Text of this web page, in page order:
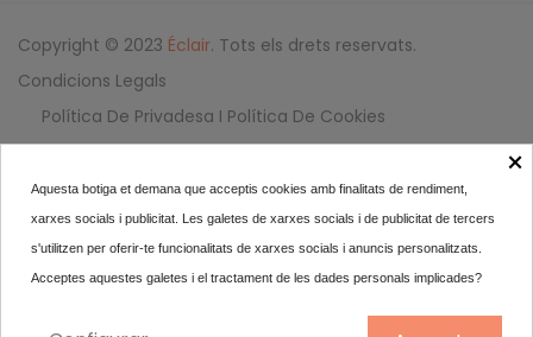
85,45
Copyright © 2023 Éclair. Tots els drets reservats.
Condicions Legals
Política De Privadesa I Política De Cookies
Iniciar Sessió
×
Aquesta botiga et demana que acceptis cookies amb finalitats de rendiment,
xarxes socials i publicitat. Les galetes de xarxes socials i de publicitat de tercers
s'utilitzen per oferir-te funcionalitats de xarxes socials i anuncis personalitzats.
Acceptes aquestes galetes i el tractament de les dades personals implicades?